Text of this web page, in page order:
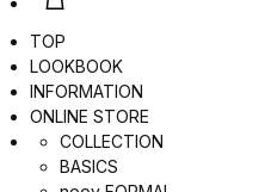
TOP
LOOKBOOK
INFORMATION
ONLINE STORE
COLLECTION
BASICS